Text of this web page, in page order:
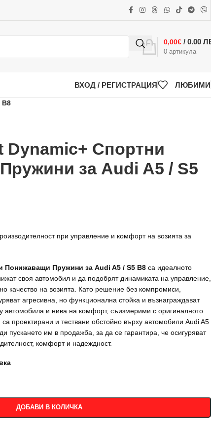
0 артикула
0,00€ / 0.00
ВХОД / РЕГИСТРАЦИЯ ЛЮБИМИ
Dynamic+ Спортни
за Audi A5 / S5
при управление и комфорт на возията за
Понижаващи Пружини за Audi A5 / S5 B8 са идеалното
своя автомобил и да подобрят динамиката на управление,
качество на возията. Като решение без компромиси,
агресивна, но функционална стойка и възнаграждават
автомобила и нива на комфорт, съизмерими с оригиналното
проектирани и тествани обстойно върху автомобили Audi A5
пускането им в продажба, за да се гарантира, че осигуряват
комфорт и надеждност.
ДОБАВИ В КОЛИЧКА